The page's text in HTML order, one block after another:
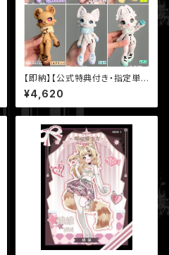
【即納】【公式特典付き・指定単
品】【UMA】シリーズ 1/12 BJD
ブラインドドール UFdoll
¥4,620